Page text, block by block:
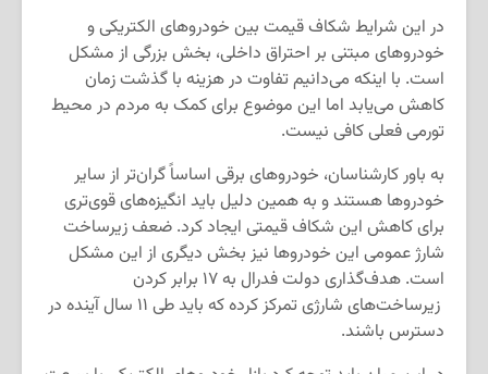
در این شرایط شکاف قیمت بین خودروهای الکتریکی و
خودروهای مبتنی بر احتراق داخلی، بخش بزرگی از مشکل
است. با اینکه می‌دانیم تفاوت در هزینه با گذشت زمان
کاهش می‌یابد اما این موضوع برای کمک به مردم در محیط
تورمی فعلی کافی نیست.
به باور کارشناسان، خودروهای برقی اساساً گران‌تر از سایر
خودروها هستند و به همین دلیل باید انگیزه‌های قوی‌تری
برای کاهش این شکاف قیمتی ایجاد کرد. ضعف زیرساخت
شارژ عمومی این خودروها نیز بخش دیگری از این مشکل
است. هدف‌گذاری دولت فدرال به ۱۷ برابر کردن
زیرساخت‌های شارژی تمرکز کرده که باید طی ۱۱ سال آینده در
دسترس باشند.